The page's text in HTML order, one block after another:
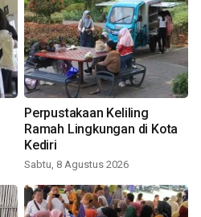
Perpustakaan Keliling
Ramah Lingkungan di Kota
Kediri
Sabtu, 8 Agustus 2026